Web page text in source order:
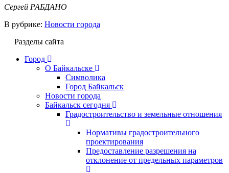
Сергей РАБДАНО
В рубрике: Новости города
Разделы сайта
Город
О Байкальске
Символика
Город Байкальск
Новости города
Байкальск сегодня
Градостроительство и земельные отношения
Нормативы градостроительного
проектирования
Предоставление разрешения на
отклонение от предельных параметров